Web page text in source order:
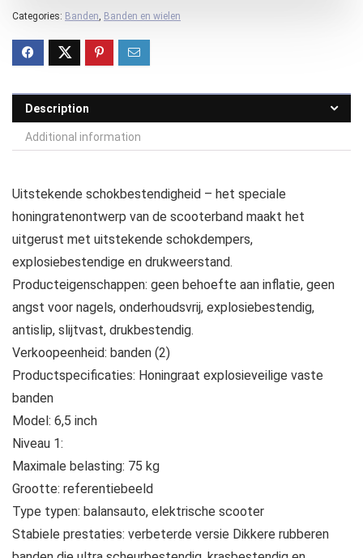
Categories: Banden Banden en wielen
Description
Additional information
Uitstekende schokbestendigheid – het speciale
honingratenontwerp van de scooterband maakt het
uitgerust met uitstekende schokdempers,
explosiebestendige en drukweerstand.
Producteigenschappen: geen behoefte aan inflatie, geen
angst voor nagels, onderhoudsvrij, explosiebestendig,
antislip, slijtvast, drukbestendig.
Verkoopeenheid: banden (2)
Productspecificaties: Honingraat explosieveilige vaste
banden
Model: 6,5 inch
Niveau 1:
Maximale belasting: 75 kg
Grootte: referentiebeeld
Type typen: balansauto, elektrische scooter
Stabiele prestaties: verbeterde versie Dikkere rubberen